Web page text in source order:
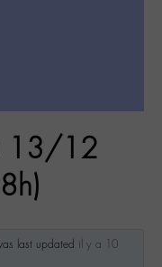
13/12
last updated il y a 10